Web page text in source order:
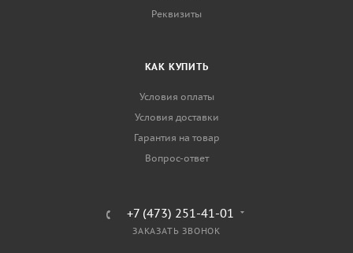
Реквизиты
КАК КУПИТЬ
Условия оплаты
Условия доставки
Гарантия на товар
Вопрос-ответ
+7 (473) 251-41-01
ЗАКАЗАТЬ ЗВОНОК